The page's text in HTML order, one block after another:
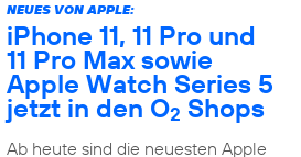
NEUES VON APPLE:
iPhone 11, 11 Pro und
11 Pro Max sowie
Apple Watch Series 5
jetzt in den O2 Shops
Ab heute sind die neuesten Apple